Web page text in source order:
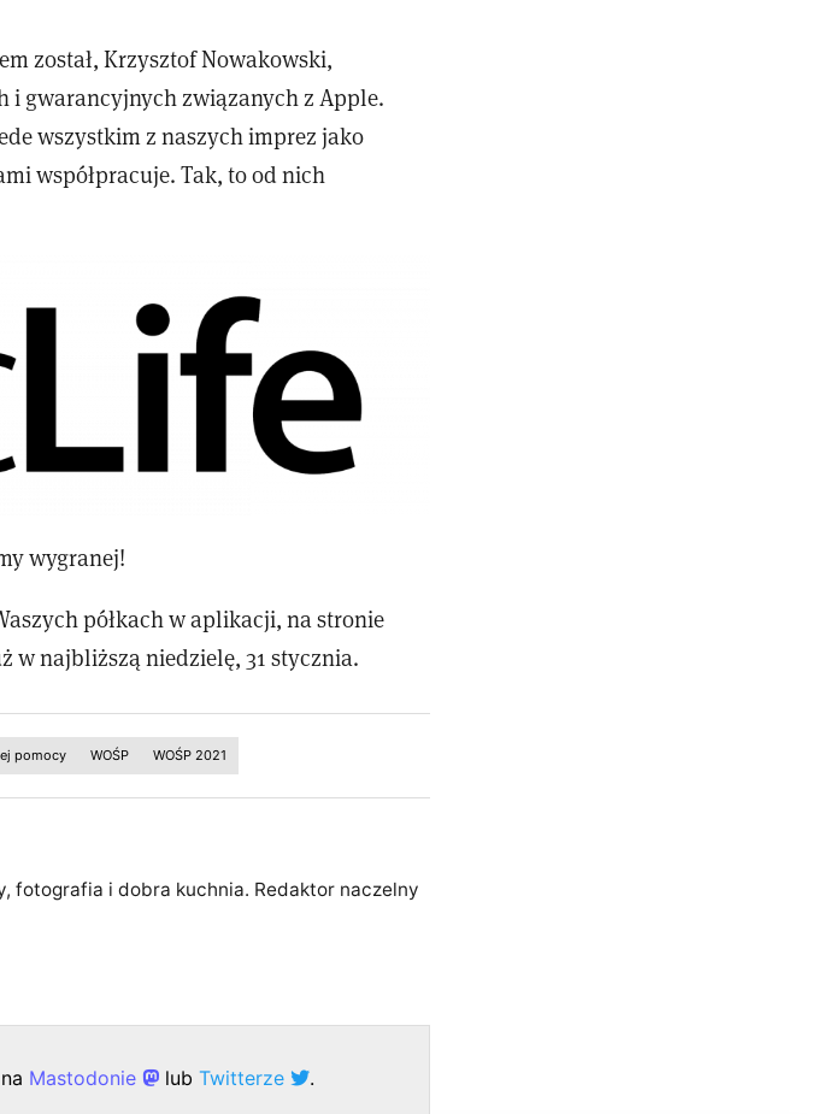
został, Krzysztof Nowakowski,
i gwarancyjnych związanych z Apple.
wszystkim z naszych imprez jako
współpracuje. Tak, to od nich
wygranej!
półkach w aplikacji, na stronie
w najbliższą niedzielę, 31 stycznia.
pomocy WOŚP WOŚP 2021
fotografia i dobra kuchnia. Redaktor naczelny
Mastodonie lub Twitterze .